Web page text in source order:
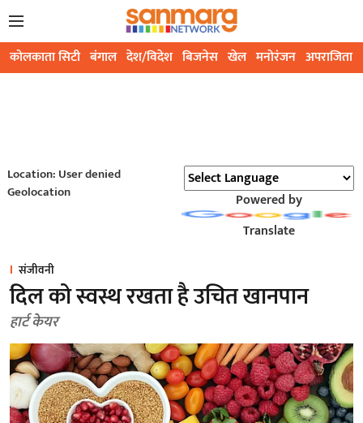
कोलकाता सिटी बंगाल देश/विदेश बिजनेस खेल मनोरंजन अपराजिता
Location: User denied
Geolocation
Powered by
Translate
संजीवनी
दिल को स्वस्थ रखता है उचित खानपान
हार्ट केयर